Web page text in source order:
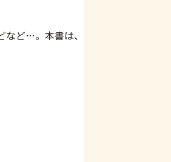
など…。本書は、